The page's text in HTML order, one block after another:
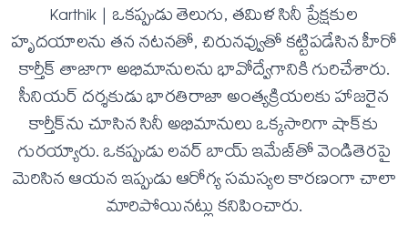
Karthik | ఒకప్పుడు తెలుగు, తమిళ సినీ ప్రేక్షకుల
హృదయాలను తన నటనతో, చిరునవ్వుతో కట్టిపడేసిన హీరో
కార్తీక్ తాజాగా అభిమానులను భావోద్వేగానికి గురిచేశారు.
సీనియర్ దర్శకుడు భారతిరాజా అంత్యక్రియలకు హాజరైన
కార్తీక్‌ను చూసిన సినీ అభిమానులు ఒక్కసారిగా షాక్‌కు
గురయ్యారు. ఒకప్పుడు లవర్ బాయ్ ఇమేజ్‌తో వెండితెరపై
మెరిసిన ఆయన ఇప్పుడు ఆరోగ్య సమస్యల కారణంగా చాలా
మారిపోయినట్లు కనిపించారు.